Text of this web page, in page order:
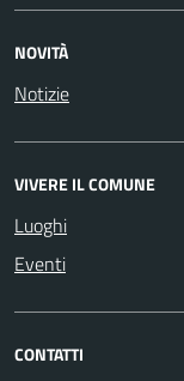
NOVITÀ
Notizie
VIVERE IL COMUNE
Luoghi
Eventi
CONTATTI